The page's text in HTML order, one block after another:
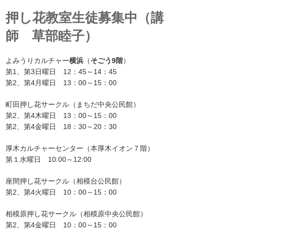
押し花教室生徒募集中（講
師 草部睦子）
よみうりカルチャー横浜（そごう9階）
第1、第3日曜日 12：45～14：45
第2、第4月曜日 13：00～15：00
町田押し花サークル（まちだ中央公民館）
第2、第4木曜日 13：00～15：00
第2、第4金曜日 18：30～20：30
厚木カルチャーセンター（本厚木イオン７階）
第１水曜日 10:00～12:00
座間押し花サークル（相模台公民館）
第2、第4火曜日 10：00～15：00
相模原押し花サークル（相模原中央公民館）
第2、第4金曜日 10：00～15：00